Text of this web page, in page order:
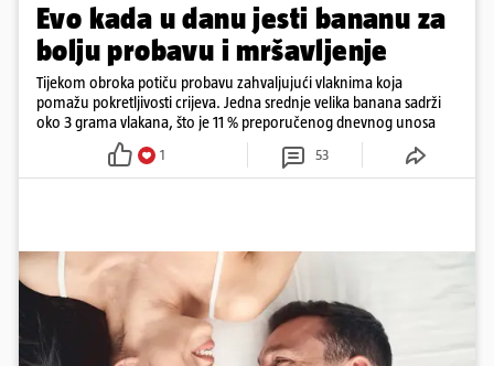
Evo kada u danu jesti bananu za
bolju probavu i mršavljenje
Tijekom obroka potiču probavu zahvaljujući vlaknima koja
pomažu pokretljivosti crijeva. Jedna srednje velika banana sadrži
oko 3 grama vlakana, što je 11 % preporučenog dnevnog unosa
1 53